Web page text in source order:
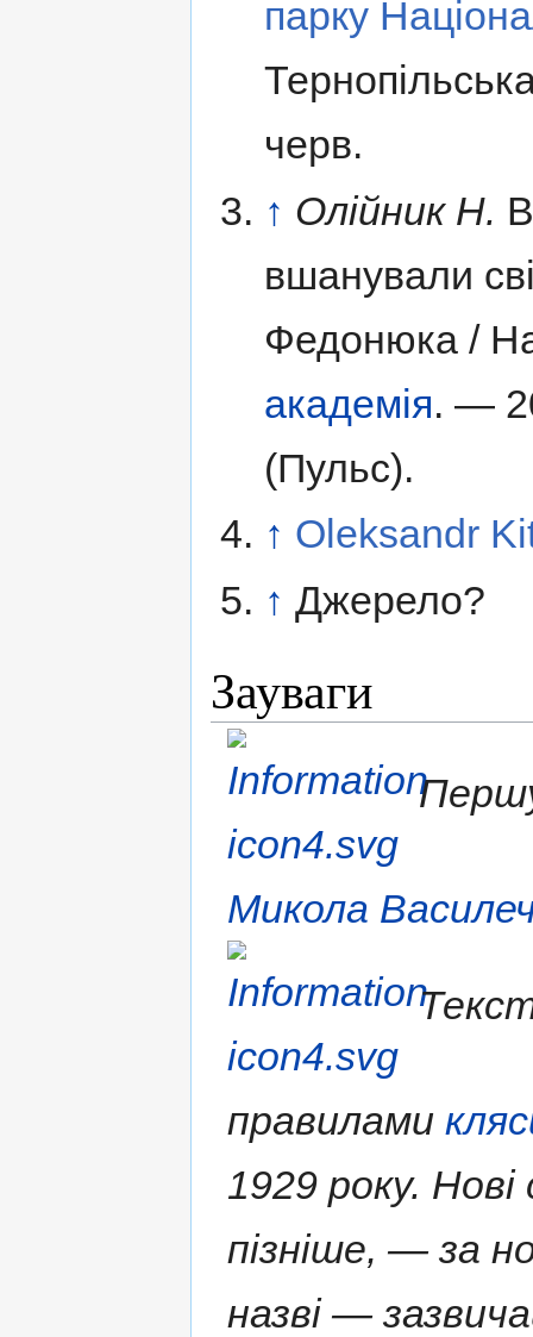
парку
черв.
↑ Олійник Н.
вшанували
Федонюка /
академія. —
(Пульс).
↑ Oleksandr
↑ Джерело?
Зауваги
Першу
Микола
правилами
1929 року.
пізніше, — за
назві —